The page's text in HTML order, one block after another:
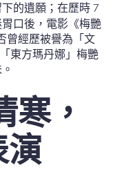
的遺願；在歷時 7
口後，電影《梅艷
曾經歷被譽為「文
東方瑪丹娜」梅艷
寒，